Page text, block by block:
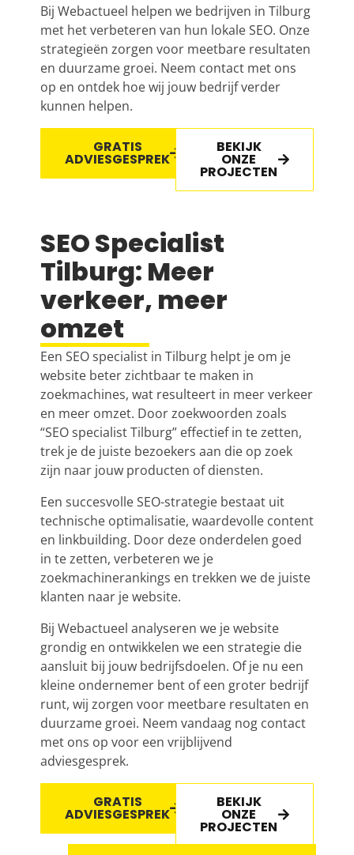
Bij Webactueel helpen we bedrijven in Tilburg
met het verbeteren van hun lokale SEO. Onze
strategieën zorgen voor meetbare resultaten
en duurzame groei. Neem contact met ons
op en ontdek hoe wij jouw bedrijf verder
kunnen helpen.
GRATIS
ADVIESGESPREK
BEKIJK
ONZE
PROJECTEN
SEO Specialist
Tilburg: Meer
verkeer, meer
omzet
Een SEO specialist in Tilburg helpt je om je
website beter zichtbaar te maken in
zoekmachines, wat resulteert in meer verkeer
en meer omzet. Door zoekwoorden zoals
“SEO specialist Tilburg” effectief in te zetten,
trek je de juiste bezoekers aan die op zoek
zijn naar jouw producten of diensten.
Een succesvolle SEO-strategie bestaat uit
technische optimalisatie, waardevolle content
en linkbuilding. Door deze onderdelen goed
in te zetten, verbeteren we je
zoekmachinerankings en trekken we de juiste
klanten naar je website.
Bij Webactueel analyseren we je website
grondig en ontwikkelen we een strategie die
aansluit bij jouw bedrijfsdoelen. Of je nu een
kleine ondernemer bent of een groter bedrijf
runt, wij zorgen voor meetbare resultaten en
duurzame groei. Neem vandaag nog contact
met ons op voor een vrijblijvend
adviesgesprek.
GRATIS
ADVIESGESPREK
BEKIJK
ONZE
PROJECTEN